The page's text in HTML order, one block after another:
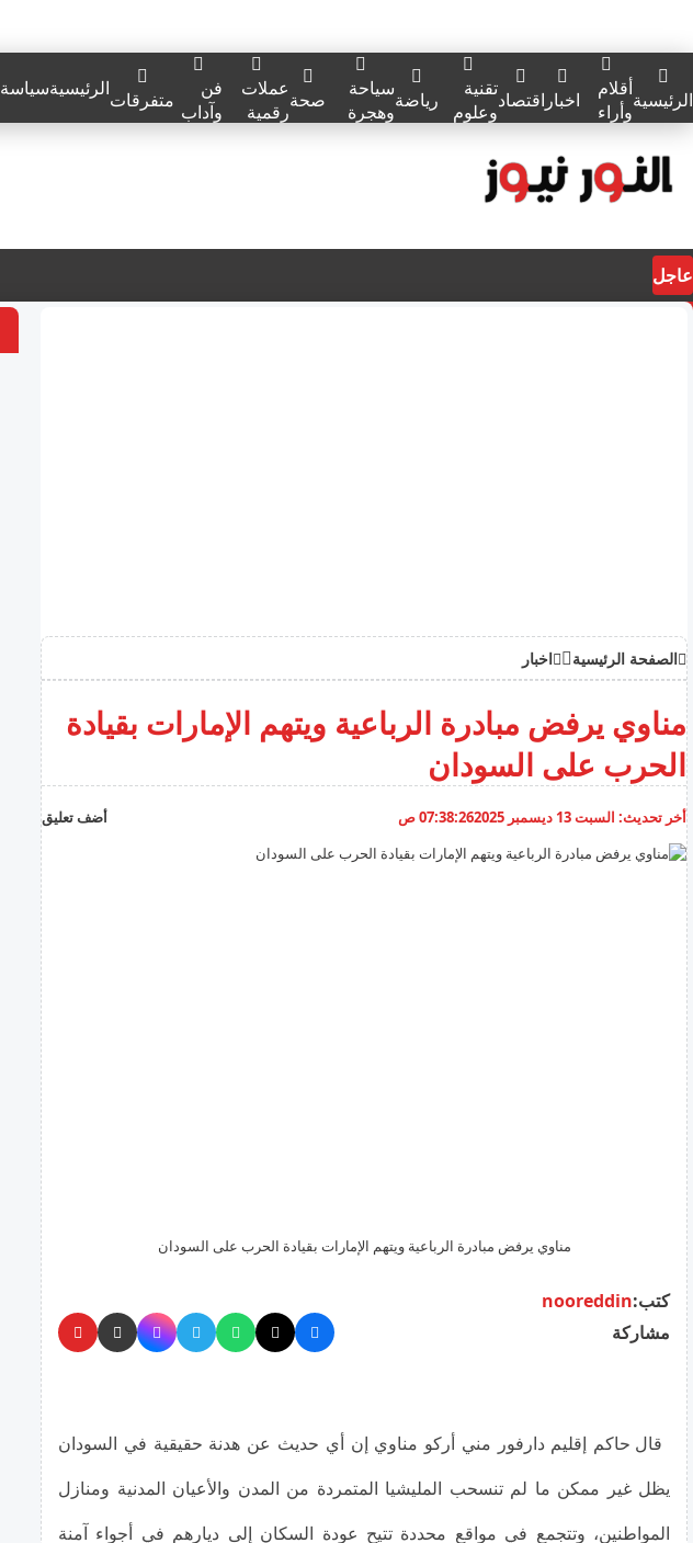
الرئيسيةأقلام
وأراء
اخبار اقتصادتقنية
وعلوم
رياضةسياحة
وهجرة
صحةعملات
رقمية
فن
وآداب متفرقاتالرئيسيةسياسة
عاجل
الصفحة الرئيسية اخبار
مناوي يرفض مبادرة الرباعية ويتهم الإمارات بقيادة
الحرب على السودان
أخر تحديث: السبت 13 ديسمبر 2025 07:38:26 ص أضف تعليق
مناوي يرفض مبادرة الرباعية ويتهم الإمارات بقيادة الحرب على السودان
كتب:nooreddin
مشاركة
قال حاكم إقليم دارفور مني أركو مناوي إن أي حديث عن هدنة حقيقية في السودان
يظل غير ممكن ما لم تنسحب المليشيا المتمردة من المدن والأعيان المدنية ومنازل
المواطنين، وتتجمع في مواقع محددة تتيح عودة السكان إلى ديارهم في أجواء آمنة